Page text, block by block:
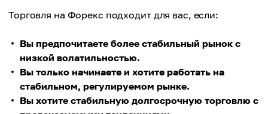
Торговля на Форекс подходит для вас, если:
Вы предпочитаете более стабильный рынок с
низкой волатильностью.
Вы только начинаете и хотите работать на
стабильном, регулируемом рынке.
Вы хотите стабильную долгосрочную торговлю с